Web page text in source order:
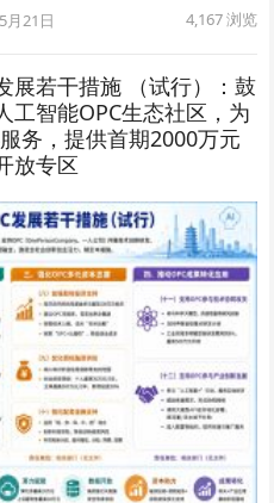
月21日 4,167浏览
展若干措施 （试行）：鼓
工智能OPC生态社区，为
务，提供首期2000万元
放专区